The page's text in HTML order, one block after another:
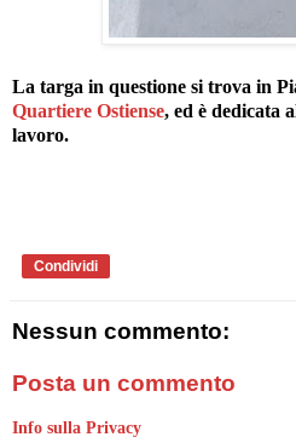
La targa in questione si trova in
Quartiere Ostiense, ed è dedicata
lavoro.
Condividi
Nessun commento:
Posta un commento
Info sulla Privacy